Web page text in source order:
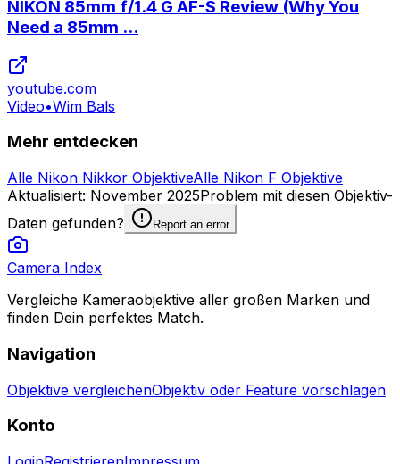
NIKON 85mm f/1.4 G AF-S Review (Why You
Need a 85mm ...
youtube.com
Video•Wim Bals
Mehr entdecken
Alle Nikon Nikkor ObjektiveAlle Nikon F Objektive
Aktualisiert: November 2025Problem mit diesen Objektiv-
Daten gefunden?
Report an error
Camera Index
Vergleiche Kameraobjektive aller großen Marken und
finden Dein perfektes Match.
Navigation
Objektive vergleichenObjektiv oder Feature vorschlagen
Konto